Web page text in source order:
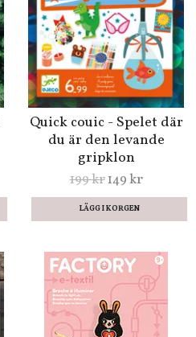
Quick couic - Spelet där
du är den levande
gripklon
199 kr 149 kr